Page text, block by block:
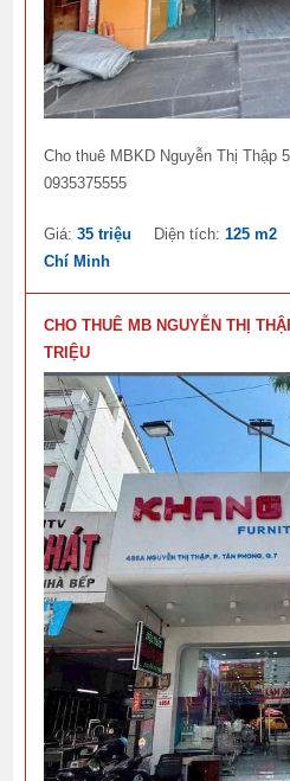
Cho thuê MBKD Nguyễn Thị Thập
0935375555
Giá:35 triệu Diện tích:125 m2
Chí Minh
CHO THUÊ MB NGUYỄN THỊ
TRIỆU